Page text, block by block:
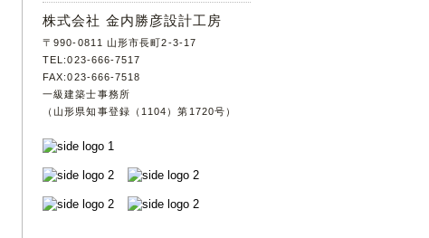
株式会社 金内勝彦設計工房
〒990-0811 山形市長町2-3-17
TEL:023-666-7517
FAX:023-666-7518
一級建築士事務所
（山形県知事登録（1104）第1720号）